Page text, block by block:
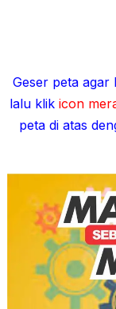
Geser peta
lalu klikicon
peta di atas